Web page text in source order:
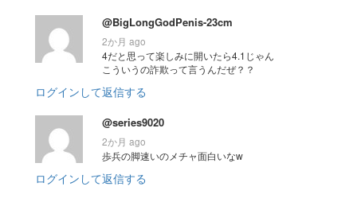
@BigLongGodPenis-23cm
2か月 ago
4だと思って楽しみに開いたら4.1じゃん
こういうの詐欺って言うんだぜ？？
ログインして返信する
@series9020
2か月 ago
歩兵の脚速いのメチャ面白いなw
ログインして返信する